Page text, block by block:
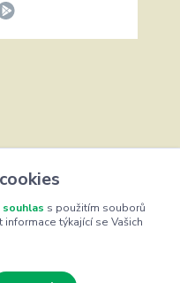
souhlas s použitím souborů
týkající se Vašich